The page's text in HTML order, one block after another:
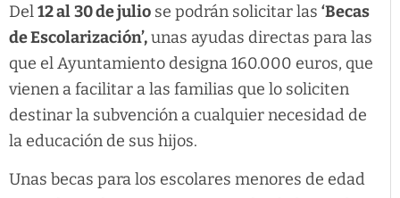
Del12 al30 de julio se podrán solicitar las ‘Becas
de Escolarización’,unas ayudas directas para las
que el Ayuntamiento designa 160.000 euros, que
vienen a facilitar a las familias que lo soliciten
destinar la subvención a cualquier necesidad de
la educación de sus hijos.
Unas becas para los escolares menores de edad